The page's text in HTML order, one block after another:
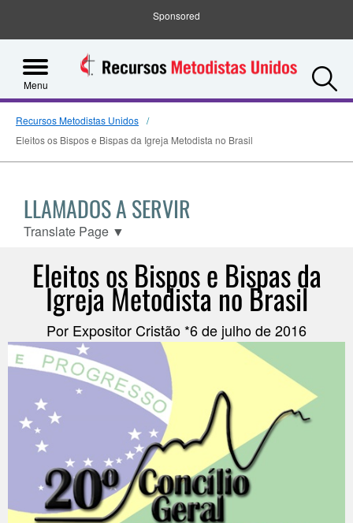
Sponsored
Menu
Recursos Metodistas Unidos
Eleitos os Bispos e Bispas da Igreja Metodista no Brasil
LLAMADOS A SERVIR
Translate Page ▼
Eleitos os Bispos e Bispas da
Igreja Metodista no Brasil
Por Expositor Cristão *6 de julho de 2016